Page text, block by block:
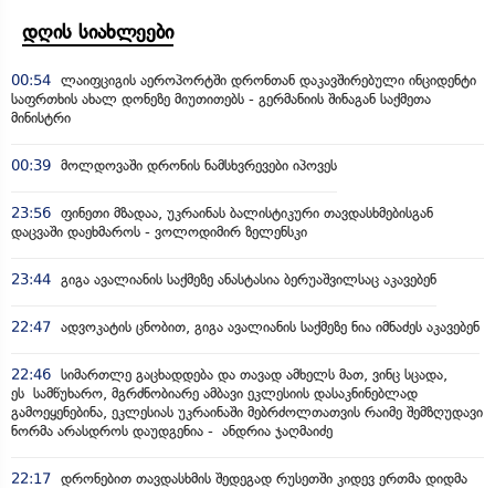
დღის სიახლეები
00:54 ლაიფციგის აეროპორტში დრონთან დაკავშირებული ინციდენტი
საფრთხის ახალ დონეზე მიუთითებს - გერმანიის შინაგან საქმეთა
მინისტრი
00:39 მოლდოვაში დრონის ნამსხვრევები იპოვეს
23:56 ფინეთი მზადაა, უკრაინას ბალისტიკური თავდასხმებისგან
დაცვაში დაეხმაროს - ვოლოდიმირ ზელენსკი
23:44 გიგა ავალიანის საქმეზე ანასტასია ბერუაშვილსაც აკავებენ
22:47 ადვოკატის ცნობით, გიგა ავალიანის საქმეზე ნია იმნაძეს აკავებენ
22:46 სიმართლე გაცხადდება და თავად ამხელს მათ, ვინც სცადა,
ეს სამწუხარო, მგრძნობიარე ამბავი ეკლესიის დასაკნინებლად
გამოეყენებინა, ეკლესიას უკრაინაში მებრძოლთათვის რაიმე შემზღუდავი
ნორმა არასდროს დაუდგენია - ანდრია ჯაღმაიძე
22:17 დრონებით თავდასხმის შედეგად რუსეთში კიდევ ერთმა დიდმა